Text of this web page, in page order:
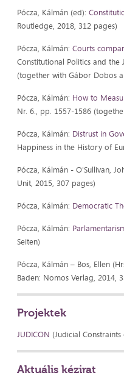
Pócza, Kálmán (ed):
Routledge, 2018, 312 pages)
Pócza, Kálmán:Courts
Constitutional Politics and
(together with Gábor Dobos
Pócza, Kálmán: How to
Nr. 6., pp. 1557-1586
Pócza, Kálmán: Distrust in
Happiness in the History of
Pócza, Kálmán - O'Sullivan,
Unit, 2015, 307 pages)
Pócza, Kálmán: Democratic
Pócza, Kálmán:
Seiten)
Pócza, Kálmán – Bos, Ellen
Baden: Nomos Verlag, 2014,
Projektek
JUDICON (Judicial
Aktuális kézirat